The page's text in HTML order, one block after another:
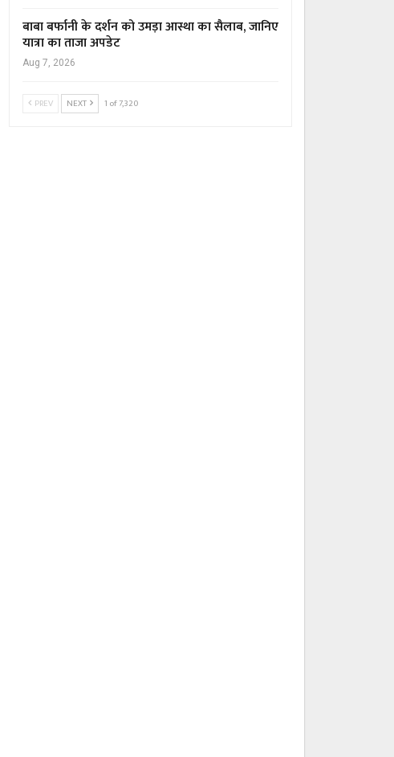
बाबा बर्फानी के दर्शन को उमड़ा आस्था का सैलाब, जानिए
यात्रा का ताजा अपडेट
Aug 7, 2026
PREV NEXT 1 of 7,320